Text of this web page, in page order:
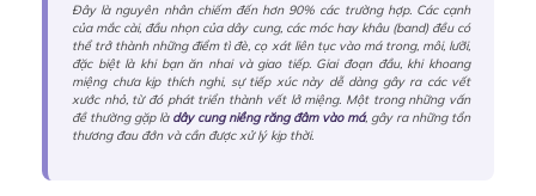
Đây là nguyên nhân chiếm đến hơn 90% các trường hợp. Các cạnh
của mắc cài, đầu nhọn của dây cung, các móc hay khâu (band) đều có
thể trở thành những điểm tì đè, cọ xát liên tục vào má trong, môi, lưỡi,
đặc biệt là khi bạn ăn nhai và giao tiếp. Giai đoạn đầu, khi khoang
miệng chưa kịp thích nghi, sự tiếp xúc này dễ dàng gây ra các vết
xước nhỏ, từ đó phát triển thành vết lở miệng. Một trong những vấn
đề thường gặp là dây cung niềng răng đâm vào má, gây ra những tổn
thương đau đớn và cần được xử lý kịp thời.